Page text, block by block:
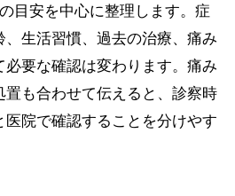
目安を中心に整理します。症
生活習慣、過去の治療、痛み
要な確認は変わります。痛み
置も合わせて伝えると、診察時
医院で確認することを分けやす